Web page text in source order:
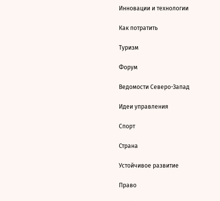
Инновации и технологии
Как потратить
Туризм
Форум
Ведомости Северо-Запад
Идеи управления
Спорт
Страна
Устойчивое развитие
Право